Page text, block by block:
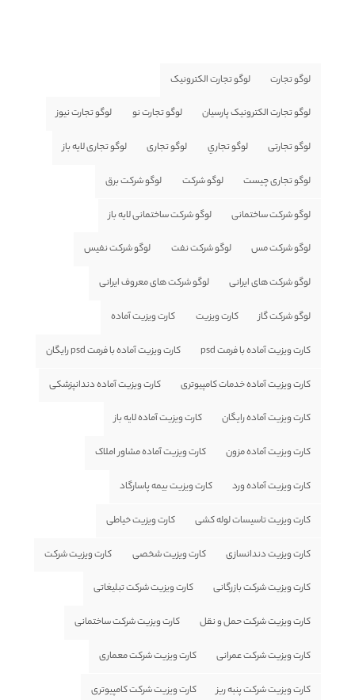
لوگو تجارت لوگو تجارت الکترونیک
لوگو تجارت الکترونیک پارسیان لوگو تجارت نو لوگو تجارت نیوز
لوگو تجارتی لوگو تجاري لوگو تجاری لوگو تجاری لایه باز
لوگو تجاری چیست لوگو شرکت لوگو شرکت برق
لوگو شرکت ساختمانی لوگو شرکت ساختمانی لایه باز
لوگو شرکت مس لوگو شرکت نفت لوگو شرکت نفیس
لوگو شرکت های ایرانی لوگو شرکت های معروف ایرانی
لوگو شرکت گاز کارت ویزیت کارت ویزیت آماده
کارت ویزیت آماده با فرمت psd کارت ویزیت آماده با فرمت psd رایگان
کارت ویزیت آماده خدمات کامپیوتری کارت ویزیت آماده دندانپزشکی
کارت ویزیت آماده رایگان کارت ویزیت آماده لایه باز
کارت ویزیت آماده مزون کارت ویزیت آماده مشاور املاک
کارت ویزیت آماده ورد کارت ویزیت بیمه پاسارگاد
کارت ویزیت تاسیسات لوله کشی کارت ویزیت خیاطی
کارت ویزیت دندانسازی کارت ویزیت شخصی کارت ویزیت شرکت
کارت ویزیت شرکت بازرگانی کارت ویزیت شرکت تبلیغاتی
کارت ویزیت شرکت حمل و نقل کارت ویزیت شرکت ساختمانی
کارت ویزیت شرکت عمرانی کارت ویزیت شرکت معماری
کارت ویزیت شرکت پنبه ریز کارت ویزیت شرکت کامپیوتری